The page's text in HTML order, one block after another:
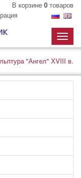
В корзине 0 товаров
Toggle
"Ангел" ХVIII в.